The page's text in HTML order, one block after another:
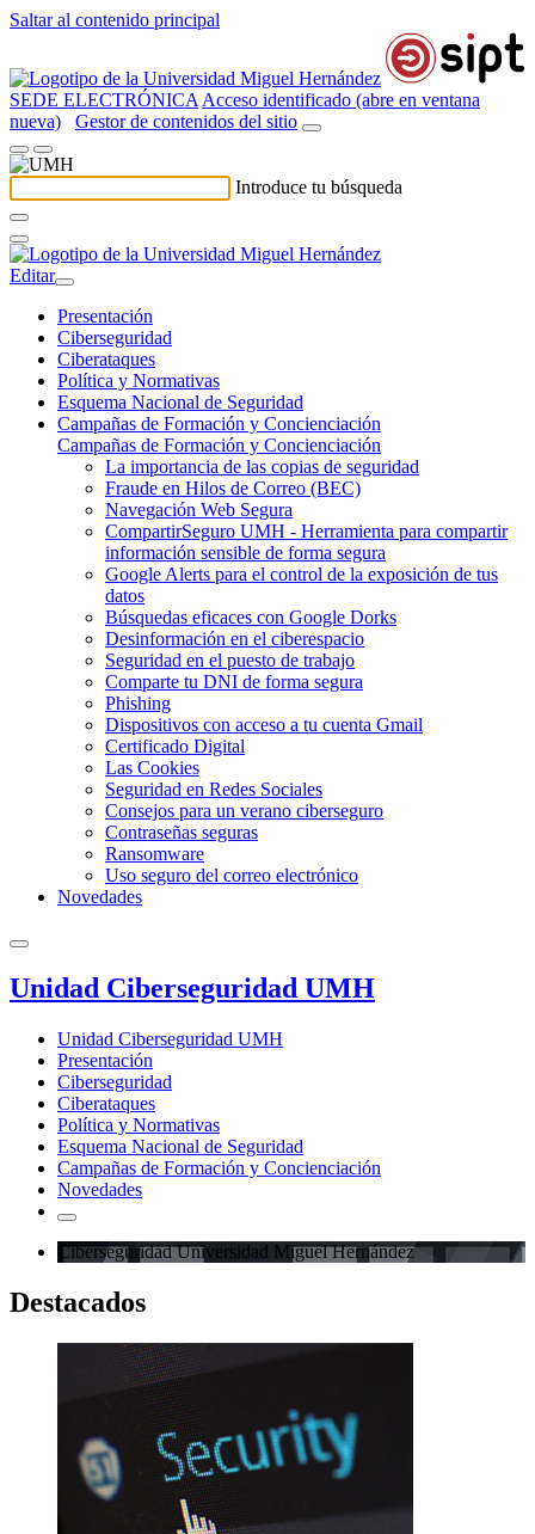
Saltar al contenido principal
SEDE ELECTRÓNICA Acceso identificado (abre en ventana
nueva)
Gestor de contenidos del sitio
Introduce tu búsqueda
Editar
Presentación
Ciberseguridad
Ciberataques
Política y Normativas
Esquema Nacional de Seguridad
Campañas de Formación y Concienciación
Campañas de Formación y Concienciación
La importancia de las copias de seguridad
Fraude en Hilos de Correo (BEC)
Navegación Web Segura
CompartirSeguro UMH - Herramienta para compartir
información sensible de forma segura
Google Alerts para el control de la exposición de tus
datos
Búsquedas eficaces con Google Dorks
Desinformación en el ciberespacio
Seguridad en el puesto de trabajo
Comparte tu DNI de forma segura
Phishing
Dispositivos con acceso a tu cuenta Gmail
Certificado Digital
Las Cookies
Seguridad en Redes Sociales
Consejos para un verano ciberseguro
Contraseñas seguras
Ransomware
Uso seguro del correo electrónico
Novedades
Unidad Ciberseguridad UMH
Unidad Ciberseguridad UMH
Presentación
Ciberseguridad
Ciberataques
Política y Normativas
Esquema Nacional de Seguridad
Campañas de Formación y Concienciación
Novedades
Ciberseguridad Universidad Miguel Hernández
Destacados